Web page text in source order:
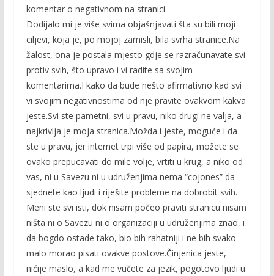
komentar o negativnom na stranici.
Dodijalo mi je više svima objašnjavati šta su bili moji
ciljevi, koja je, po mojoj zamisli, bila svrha stranice.Na
žalost, ona je postala mjesto gdje se razračunavate svi
protiv svih, što upravo i vi radite sa svojim
komentarima.I kako da bude nešto afirmativno kad svi
vi svojim negativnostima od nje pravite ovakvom kakva
jeste.Svi ste pametni, svi u pravu, niko drugi ne valja, a
najkrivlja je moja stranica.Možda i jeste, moguće i da
ste u pravu, jer internet trpi više od papira, možete se
ovako prepucavati do mile volje, vrtiti u krug, a niko od
vas, ni u Savezu ni u udruženjima nema “cojones” da
sjednete kao ljudi i riješite probleme na dobrobit svih.
Meni ste svi isti, dok nisam počeo praviti stranicu nisam
ništa ni o Savezu ni o organizaciji u udruženjima znao, i
da bogdo ostade tako, bio bih rahatniji i ne bih svako
malo morao pisati ovakve postove.Činjenica jeste,
nićije maslo, a kad me vučete za jezik, pogotovo ljudi u